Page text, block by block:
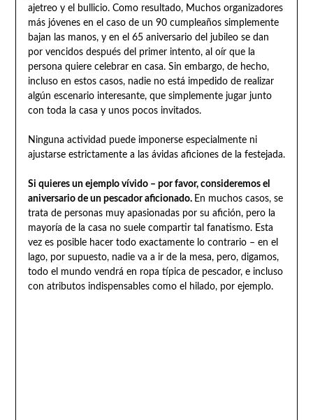
ajetreo y el bullicio. Como resultado, Muchos organizadores
más jóvenes en el caso de un 90 cumpleaños simplemente
bajan las manos, y en el 65 aniversario del jubileo se dan
por vencidos después del primer intento, al oír que la
persona quiere celebrar en casa. Sin embargo, de hecho,
incluso en estos casos, nadie no está impedido de realizar
algún escenario interesante, que simplemente jugar junto
con toda la casa y unos pocos invitados.
Ninguna actividad puede imponerse especialmente ni
ajustarse estrictamente a las ávidas aficiones de la festejada.
Si quieres un ejemplo vívido – por favor, consideremos el
aniversario de un pescador aficionado. En muchos casos, se
trata de personas muy apasionadas por su afición, pero la
mayoría de la casa no suele compartir tal fanatismo. Esta
vez es posible hacer todo exactamente lo contrario – en el
lago, por supuesto, nadie va a ir de la mesa, pero, digamos,
todo el mundo vendrá en ropa típica de pescador, e incluso
con atributos indispensables como el hilado, por ejemplo.